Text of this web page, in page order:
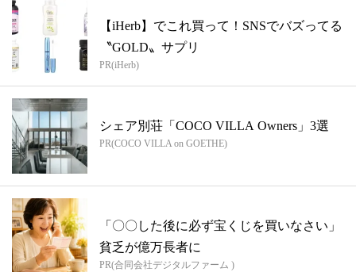
【iHerb】でこれ買って！SNSでバズってる
〝GOLD〟サプリ
PR(iHerb)
シェア別荘「COCO VILLA Owners」3選
PR(COCO VILLA on GOETHE)
「〇〇した後に必ず宝くじを買いなさい」
貧乏が億万長者に
PR(合同会社デジタルファーム )